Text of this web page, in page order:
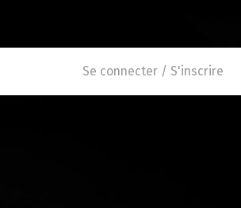
à
Se connecter / S'inscrire